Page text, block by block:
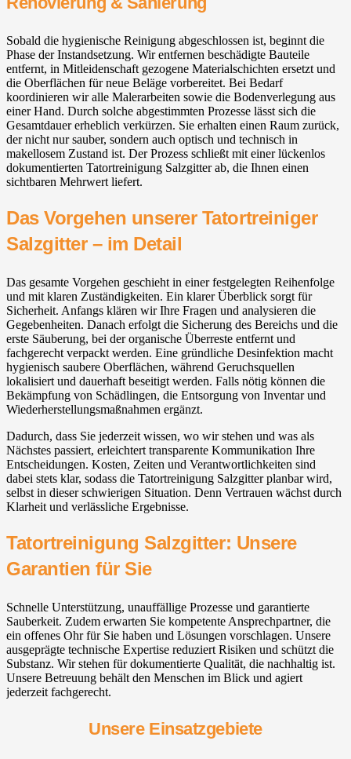
Sobald die hygienische Reinigung abgeschlossen ist, beginnt die
Phase der Instandsetzung. Wir entfernen beschädigte Bauteile
entfernt, in Mitleidenschaft gezogene Materialschichten ersetzt und
die Oberflächen für neue Beläge vorbereitet. Bei Bedarf
koordinieren wir alle Malerarbeiten sowie die Bodenverlegung aus
einer Hand. Durch solche abgestimmten Prozesse lässt sich die
Gesamtdauer erheblich verkürzen. Sie erhalten einen Raum zurück,
der nicht nur sauber, sondern auch optisch und technisch in
makellosem Zustand ist. Der Prozess schließt mit einer lückenlos
dokumentierten Tatortreinigung Salzgitter ab, die Ihnen einen
sichtbaren Mehrwert liefert.
Das Vorgehen unserer Tatortreiniger
Salzgitter – im Detail
Das gesamte Vorgehen geschieht in einer festgelegten Reihenfolge
und mit klaren Zuständigkeiten. Ein klarer Überblick sorgt für
Sicherheit. Anfangs klären wir Ihre Fragen und analysieren die
Gegebenheiten. Danach erfolgt die Sicherung des Bereichs und die
erste Säuberung, bei der organische Überreste entfernt und
fachgerecht verpackt werden. Eine gründliche Desinfektion macht
hygienisch saubere Oberflächen, während Geruchsquellen
lokalisiert und dauerhaft beseitigt werden. Falls nötig können die
Bekämpfung von Schädlingen, die Entsorgung von Inventar und
Wiederherstellungsmaßnahmen ergänzt.
Dadurch, dass Sie jederzeit wissen, wo wir stehen und was als
Nächstes passiert, erleichtert transparente Kommunikation Ihre
Entscheidungen. Kosten, Zeiten und Verantwortlichkeiten sind
dabei stets klar, sodass die Tatortreinigung Salzgitter planbar wird,
selbst in dieser schwierigen Situation. Denn Vertrauen wächst durch
Klarheit und verlässliche Ergebnisse.
Tatortreinigung Salzgitter: Unsere
Garantien für Sie
Schnelle Unterstützung, unauffällige Prozesse und garantierte
Sauberkeit. Zudem erwarten Sie kompetente Ansprechpartner, die
ein offenes Ohr für Sie haben und Lösungen vorschlagen. Unsere
ausgeprägte technische Expertise reduziert Risiken und schützt die
Substanz. Wir stehen für dokumentierte Qualität, die nachhaltig ist.
Unsere Betreuung behält den Menschen im Blick und agiert
jederzeit fachgerecht.
Unsere Einsatzgebiete